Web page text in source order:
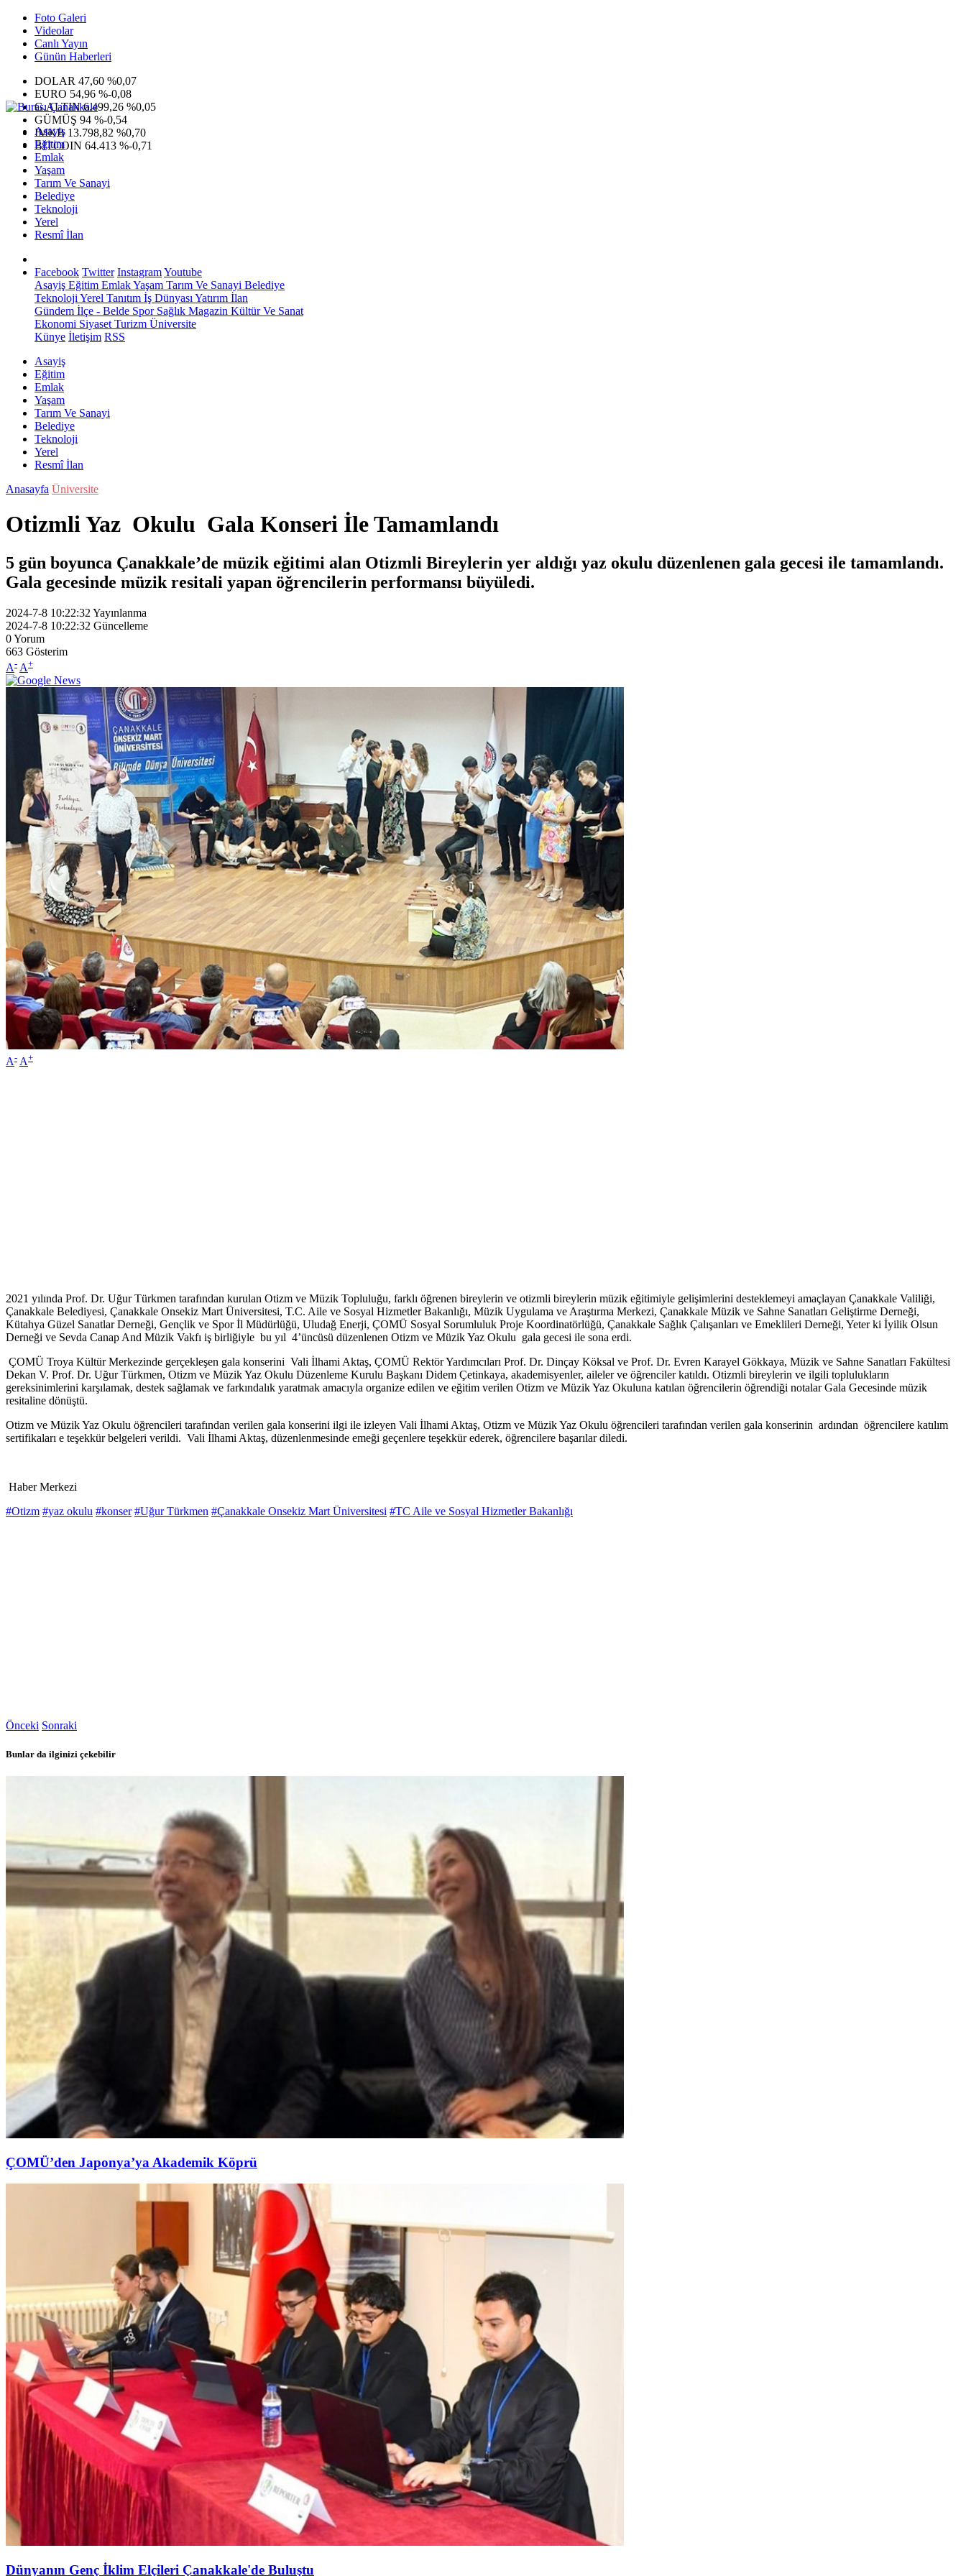
Foto Galeri
Videolar
Canlı Yayın
Günün Haberleri
DOLAR 47,60 %0,07
EURO 54,96 %-0,08
G.ALTIN6.499,26 %0,05
GÜMÜŞ 94 %-0,54
IMKB 13.798,82 %0,70
BITCOIN 64.413 %-0,71
Asayiş
Eğitim
Emlak
Yaşam
Tarım Ve Sanayi
Belediye
Teknoloji
Yerel
Resmî İlan
Facebook Twitter InstagramYoutube
Asayiş Eğitim EmlakYaşam Tarım Ve Sanayi Belediye
Teknoloji Yerel Tanıtım İş Dünyası Yatırım İlan
Gündem İlçe - Belde SporSağlık Magazin Kültür Ve Sanat
Ekonomi Siyaset Turizm Üniversite
Künye İletişim RSS
Asayiş
Eğitim
Emlak
Yaşam
Tarım Ve Sanayi
Belediye
Teknoloji
Yerel
Resmî İlan
Anasayfa Üniversite
Otizmli Yaz Okulu Gala Konseri İle Tamamlandı
5 gün boyunca Çanakkale’de müzik eğitimi alan Otizmli Bireylerin yer aldığı yaz okulu düzenlenen gala gecesi ile tamamlandı.
Gala gecesinde müzik resitali yapan öğrencilerin performansı büyüledi.
2024-7-8 10:22:32 Yayınlanma
2024-7-8 10:22:32 Güncelleme
0Yorum
663 Gösterim
A- A+
A- A+
2021 yılında Prof. Dr. Uğur Türkmen tarafından kurulan Otizm ve Müzik Topluluğu, farklı öğrenen bireylerin ve otizmli bireylerin müzik eğitimiyle gelişimlerini desteklemeyi amaçlayan Çanakkale Valiliği,
Çanakkale Belediyesi, Çanakkale Onsekiz Mart Üniversitesi, T.C. Aile ve Sosyal Hizmetler Bakanlığı, Müzik Uygulama ve Araştırma Merkezi, Çanakkale Müzik ve Sahne Sanatları Geliştirme Derneği,
Kütahya Güzel Sanatlar Derneği, Gençlik ve Spor İl Müdürlüğü, Uludağ Enerji, ÇOMÜ Sosyal Sorumluluk Proje Koordinatörlüğü, Çanakkale Sağlık Çalışanları ve Emeklileri Derneği, Yeter ki İyilik Olsun
Derneği ve Sevda Canap And Müzik Vakfı iş birliğiyle bu yıl 4’üncüsü düzenlenen Otizm ve Müzik Yaz Okulu gala gecesi ile sona erdi.
ÇOMÜ Troya Kültür Merkezinde gerçekleşen gala konserini Vali İlhami Aktaş, ÇOMÜ Rektör Yardımcıları Prof. Dr. Dinçay Köksal ve Prof. Dr. Evren Karayel Gökkaya, Müzik ve Sahne Sanatları Fakültesi
Dekan V. Prof. Dr. Uğur Türkmen, Otizm ve Müzik Yaz Okulu Düzenleme Kurulu Başkanı Didem Çetinkaya, akademisyenler, aileler ve öğrenciler katıldı. Otizmli bireylerin ve ilgili toplulukların
gereksinimlerini karşılamak, destek sağlamak ve farkındalık yaratmak amacıyla organize edilen ve eğitim verilen Otizm ve Müzik Yaz Okuluna katılan öğrencilerin öğrendiği notalar Gala Gecesinde müzik
resitaline dönüştü.
Otizm ve Müzik Yaz Okulu öğrencileri tarafından verilen gala konserini ilgi ile izleyen Vali İlhami Aktaş, Otizm ve Müzik Yaz Okulu öğrencileri tarafından verilen gala konserinin ardından öğrencilere katılım
sertifikaları e teşekkür belgeleri verildi. Vali İlhami Aktaş, düzenlenmesinde emeği geçenlere teşekkür ederek, öğrencilere başarılar diledi.
Haber Merkezi
#Otizm #yaz okulu #konser #Uğur Türkmen #Çanakkale Onsekiz Mart Üniversitesi #TC Aile ve Sosyal Hizmetler Bakanlığı
Önceki Sonraki
Bunlar da ilginizi çekebilir
ÇOMÜ’den Japonya’ya Akademik Köprü
Dünyanın Genç İklim Elçileri Çanakkale'de Buluştu